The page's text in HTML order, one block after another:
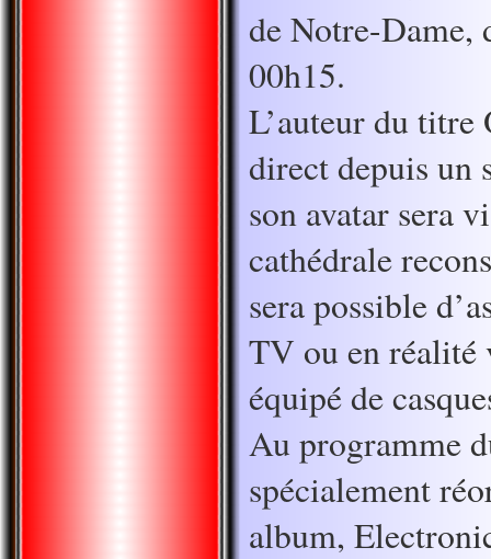
de Notre-Dame,
00h15.
L’auteur du titre
direct depuis un
son avatar sera
cathédrale
sera possible
TV ou en
équipé de
Au programme
spécialement
album,